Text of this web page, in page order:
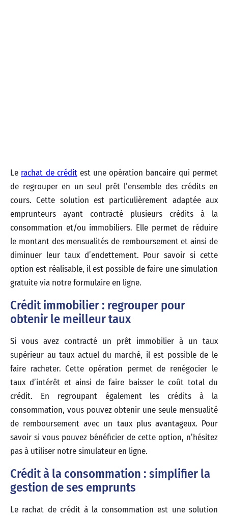
Le rachat de créditest une opération bancaire qui permet
de regrouper en un seul prêt l’ensemble des crédits en
cours. Cette solution est particulièrement adaptée aux
emprunteurs ayant contracté plusieurs crédits à la
consommation et/ou immobiliers. Elle permet de réduire
le montant des mensualités de remboursement et ainsi de
diminuer leur taux d’endettement. Pour savoir si cette
option est réalisable, il est possible de faire une simulation
gratuite via notre formulaire en ligne.
Crédit immobilier : regrouper pour
obtenir le meilleur taux
Si vous avez contracté un prêt immobilier à un taux
supérieur au taux actuel du marché, il est possible de le
faire racheter. Cette opération permet de renégocier le
taux d’intérêt et ainsi de faire baisser le coût total du
crédit. En regroupant également les crédits à la
consommation, vous pouvez obtenir une seule mensualité
de remboursement avec un taux plus avantageux. Pour
savoir si vous pouvez bénéficier de cette option, n’hésitez
pas à utiliser notre simulateur en ligne.
Crédit à la consommation : simplifier la
gestion de ses emprunts
Le rachat de crédit à la consommation est une solution